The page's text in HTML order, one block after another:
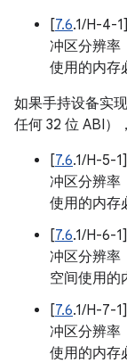
[7.6.1/H-4-
冲区分辨率
使用的内存
如果手持设备实
任何 32 位 ABI）
[7.6.1/H-5-
冲区分辨率
使用的内存
[7.6.1/H-6-
冲区分辨率
空间使用的
[7.6.1/H-7-
冲区分辨率
使用的内存